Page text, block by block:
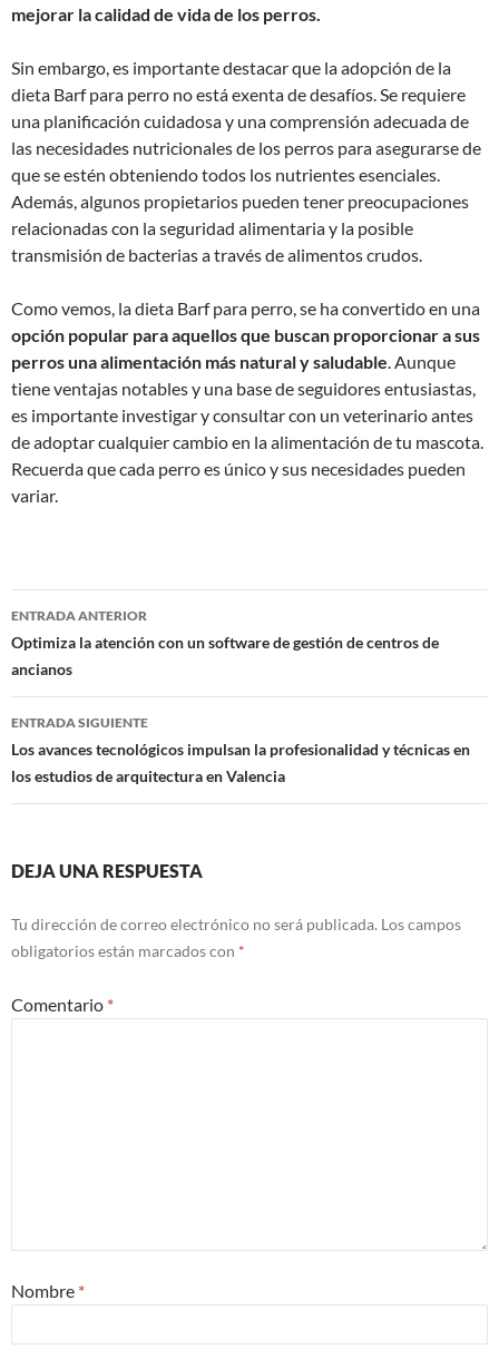
mejorar la calidad de vida de los perros.
Sin embargo, es importante destacar que la adopción de la
dieta Barf para perro no está exenta de desafíos. Se requiere
una planificación cuidadosa y una comprensión adecuada de
las necesidades nutricionales de los perros para asegurarse de
que se estén obteniendo todos los nutrientes esenciales.
Además, algunos propietarios pueden tener preocupaciones
relacionadas con la seguridad alimentaria y la posible
transmisión de bacterias a través de alimentos crudos.
Como vemos, la dieta Barf para perro, se ha convertido en una
opción popular para aquellos que buscan proporcionar a sus
perros una alimentación más natural y saludable. Aunque
tiene ventajas notables y una base de seguidores entusiastas,
es importante investigar y consultar con un veterinario antes
de adoptar cualquier cambio en la alimentación de tu mascota.
Recuerda que cada perro es único y sus necesidades pueden
variar.
Navegación
de
entradas
ENTRADA ANTERIOR
Optimiza la atención con un software de gestión de centros de
ancianos
ENTRADA SIGUIENTE
Los avances tecnológicos impulsan la profesionalidad y técnicas en
los estudios de arquitectura en Valencia
DEJA UNA RESPUESTA
Tu dirección de correo electrónico no será publicada. Los campos
obligatorios están marcados con *
Comentario *
Nombre *